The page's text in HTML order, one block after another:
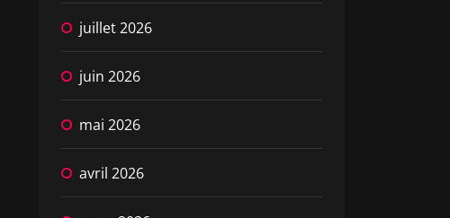
juillet 2026
juin 2026
mai 2026
avril 2026